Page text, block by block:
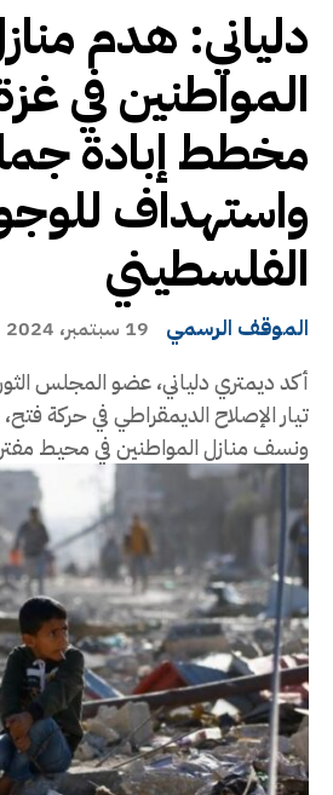
دلياني: هدم
المواطنين في
مخطط إبادة
واستهداف
الفلسطيني
الموقف الرسمي 19 سبتمبر، 2024
أكد ديمتري دلياني، عضو المجلس
تيار الإصلاح الديمقراطي في حركة
ونسف منازل المواطنين في محيط